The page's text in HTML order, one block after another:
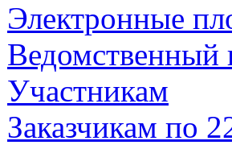
Электронные
Ведомственный
Участникам
Заказчикам по